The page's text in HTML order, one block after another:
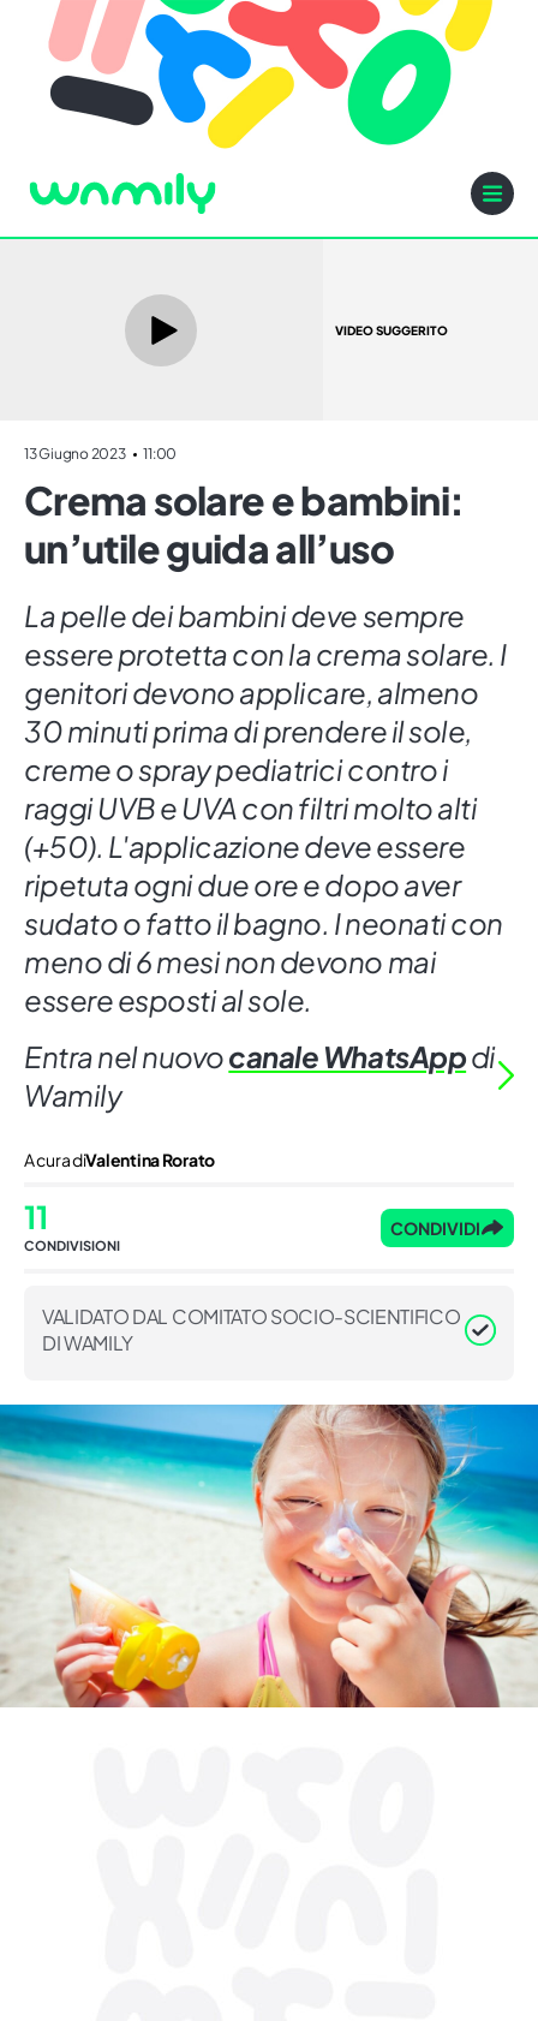
VIDEO SUGGERITO
13 Giugno 2023 11:00
Crema solare e bambini:
un’utile guida all’uso
La pelle dei bambini deve sempre
essere protetta con la crema solare. I
genitori devono applicare, almeno
30 minuti prima di prendere il sole,
creme o spray pediatrici contro i
raggi UVB e UVA con filtri molto alti
(+50). L'applicazione deve essere
ripetuta ogni due ore e dopo aver
sudato o fatto il bagno. I neonati con
meno di 6 mesi non devono mai
essere esposti al sole.
Entra nel nuovocanale WhatsAppdi
Wamily
A cura diValentina Rorato
11
CONDIVISIONI
CONDIVIDI
VALIDATO DAL COMITATO SOCIO-SCIENTIFICO
DI WAMILY